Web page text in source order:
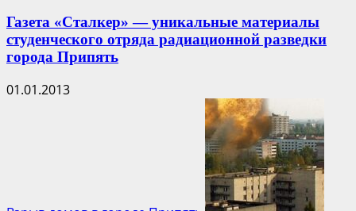
Газета «Сталкер» — уникальные материалы
студенческого отряда радиационной разведки
города Припять
01.01.2013